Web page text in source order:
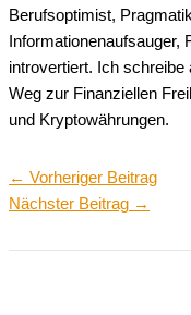
Berufsoptimist,
Informationenaufsauger,
introvertiert. Ich
Weg zur Finanziellen
und Kryptowährungen.
← Vorheriger Beitrag
Nächster Beitrag →